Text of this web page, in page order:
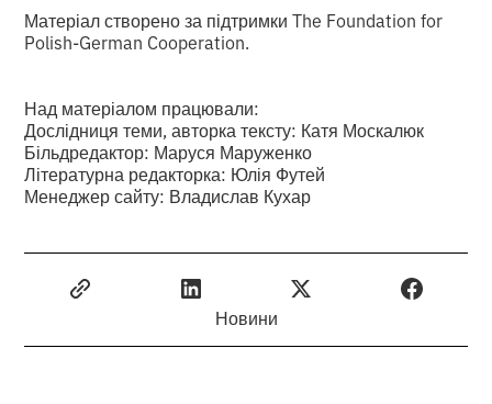
Матеріал створено за підтримки The Foundation for
Polish-German Cooperation.
Над матеріалом працювали:
Дослідниця теми, авторка тексту: Катя Москалюк
Більдредактор: Маруся Маруженко
Літературна редакторка: Юлія Футей
Менеджер сайту: Владислав Кухар
Новини